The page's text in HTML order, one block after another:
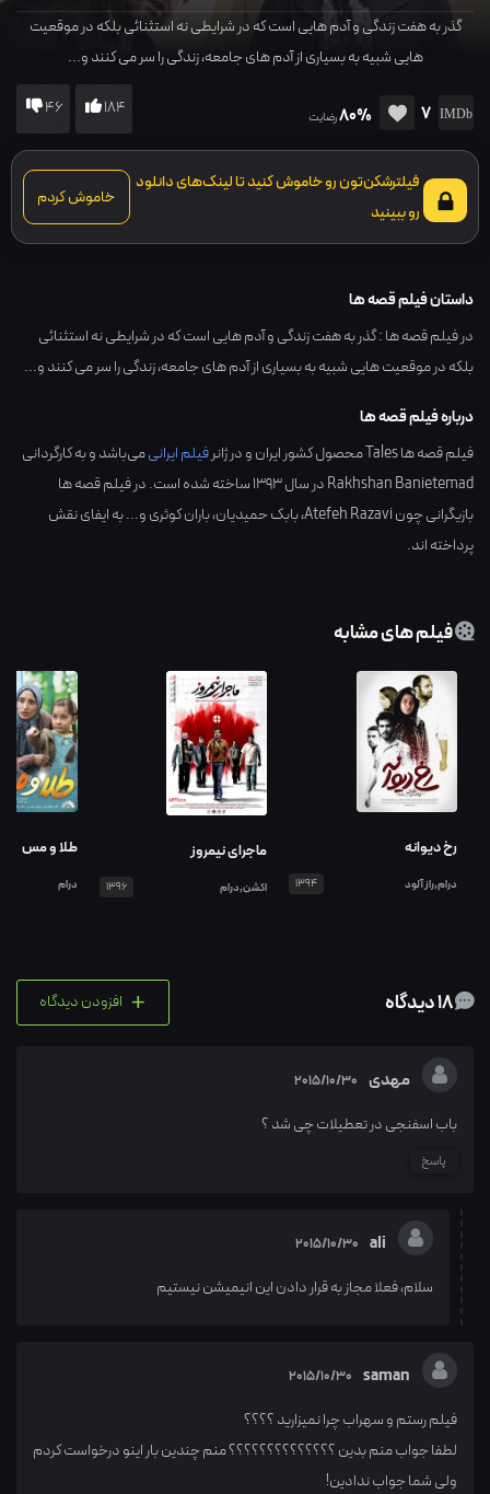
گذر به هفت زندگی و آدم هایی است که در شرایطی نه استثنائی بلکه در موقعیت
هایی شبیه به بسیاری از آدم های جامعه، زندگی را سر می کنند و...
7
80%رضایت 184
46
فیلترشکن‌تون رو خاموش کنید تا لینک‌های دانلود
رو ببینید
خاموش کردم
داستان فیلم قصه ها
در فیلم قصه ها : گذر به هفت زندگی و آدم هایی است که در شرایطی نه استثنائی
بلکه در موقعیت هایی شبیه به بسیاری از آدم های جامعه، زندگی را سر می کنند و...
درباره فیلم قصه ها
فیلم قصه ها Tales محصول کشور ایرانو در ژانرفیلم ایرانیمی‌باشد و به کارگردانی
Rakhshan Banietemadدر سال1393ساخته شده است. در فیلم قصه ها
بازیگرانی چونAtefeh Razavi،بابک حمیدیان،باران کوثریو... به ایفای نقش
پرداخته اند.
فیلم های مشابه
رخ دیوانه
درام,راز آلود 1394
ماجرای نیمروز
اکشن,درام 1396
طلا و مس
درام
+ افزودن دیدگاه
مهدی 2015/10/30
باب اسفنجی در تعطیلات چی شد ؟
پاسخ
ali
2015/10/30
سلام، فعلا مجاز به قرار دادن این انیمیشن نیستیم
saman
2015/10/30
فیلم رستم و سهراب چرا نمیزارید ؟؟؟؟
لطفا جواب منم بدین ؟؟؟؟؟؟؟؟؟؟؟؟؟؟ منم چندین بار اینو درخواست کردم
ولی شما جواب ندادین!